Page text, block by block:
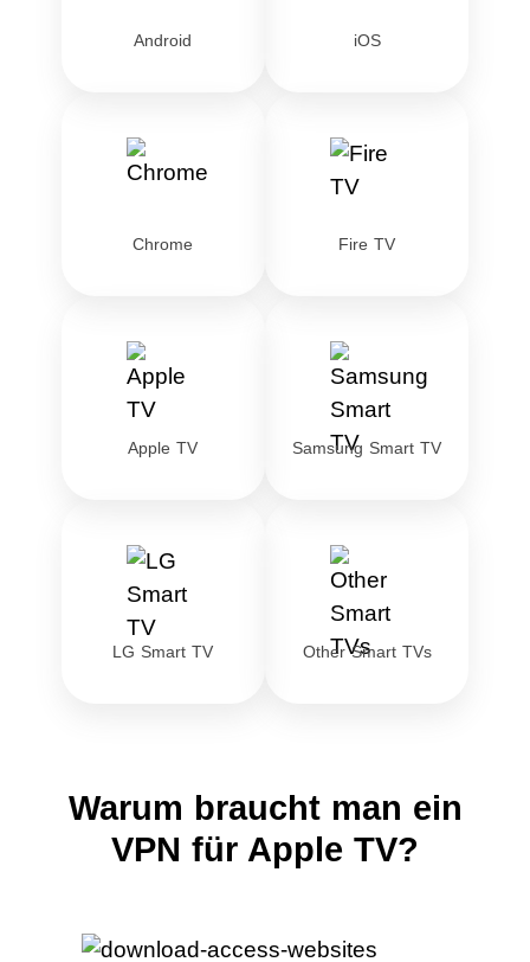
Android iOS
Chrome Fire TV
Apple TV Samsung Smart TV
LG Smart TV Other Smart TVs
Warum braucht man ein
VPN für Apple TV?